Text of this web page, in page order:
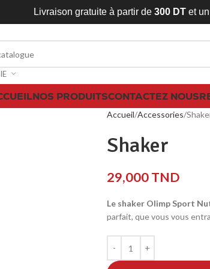
Livraison gratuite à partir de 300 DTet un
NOS PRODUITSCONTACTEZ NOUS
Accueil Accessories
Shaker
29,000TND
Le shaker Olimp Sport
parfait, que vous vous